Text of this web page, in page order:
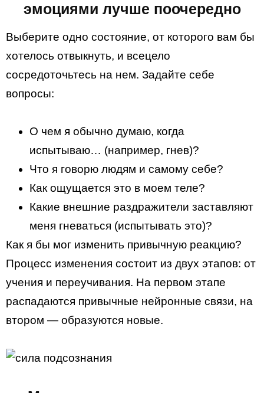
эмоциями лучше поочередно
Выберите одно состояние, от которого вам бы
хотелось отвыкнуть, и всецело
сосредоточьтесь на нем. Задайте себе
вопросы:
О чем я обычно думаю, когда
испытываю… (например, гнев)?
Что я говорю людям и самому себе?
Как ощущается это в моем теле?
Какие внешние раздражители заставляют
меня гневаться (испытывать это)?
Как я бы мог изменить привычную реакцию?
Процесс изменения состоит из двух этапов: от
учения и переучивания. На первом этапе
распадаются привычные нейронные связи, на
втором — образуются новые.